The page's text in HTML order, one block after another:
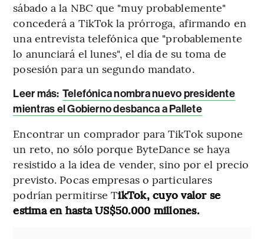
sábado a la NBC que "muy probablemente"
concederá a TikTok la prórroga, afirmando en
una entrevista telefónica que "probablemente
lo anunciará el lunes", el día de su toma de
posesión para un segundo mandato.
Leer más: Telefónica nombra nuevo presidente
mientras el Gobierno desbanca a Pallete
Encontrar un comprador para TikTok supone
un reto, no sólo porque ByteDance se haya
resistido a la idea de vender, sino por el precio
previsto. Pocas empresas o particulares
podrían permitirse TikTok, cuyo valor se
estima en hasta US$50.000 millones.